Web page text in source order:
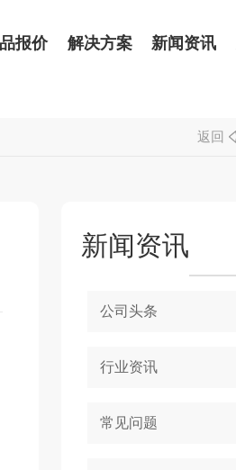
报价 解决方案 新闻资讯
返回
新闻资讯
公司头条
行业资讯
常见问题